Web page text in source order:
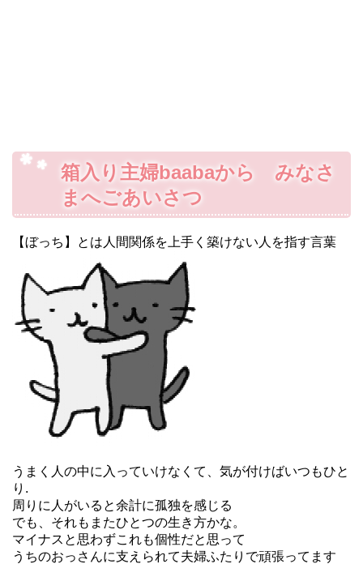
箱入り主婦baabaから みなさ
まへごあいさつ
【ぼっち】とは人間関係を上手く築けない人を指す言葉
うまく人の中に入っていけなくて、気が付けばいつもひと
り.
周りに人がいると余計に孤独を感じる
でも、それもまたひとつの生き方かな。
マイナスと思わずこれも個性だと思って
うちのおっさんに支えられて夫婦ふたりで頑張ってます